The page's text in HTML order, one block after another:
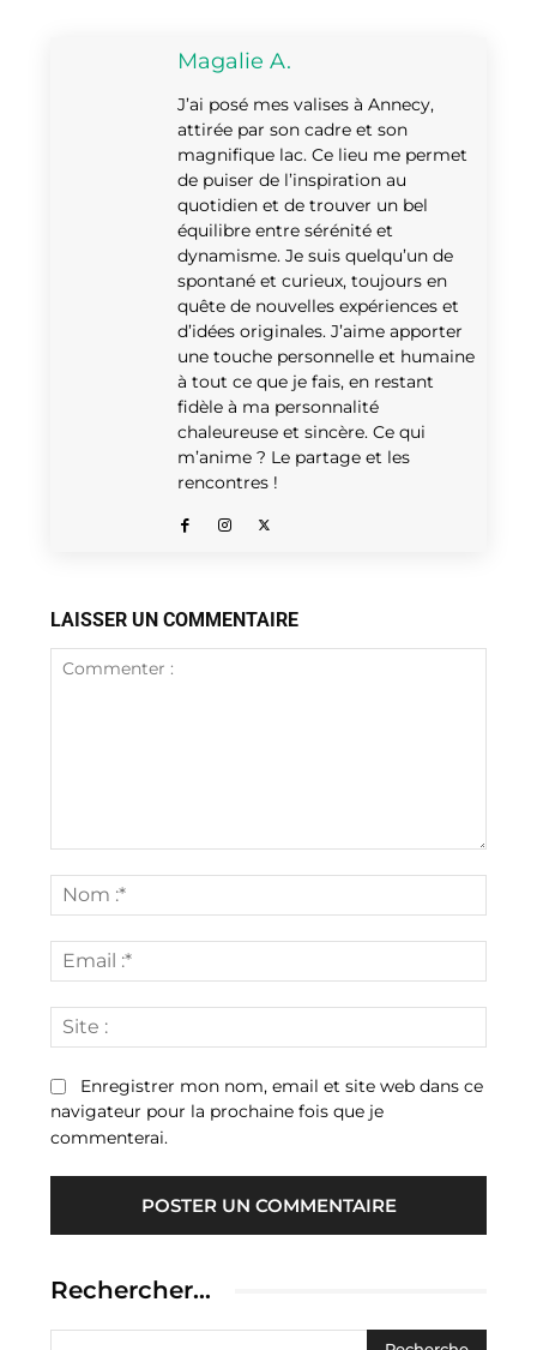
Magalie A.
J’ai posé mes valises à Annecy,
attirée par son cadre et son
magnifique lac. Ce lieu me permet
de puiser de l’inspiration au
quotidien et de trouver un bel
équilibre entre sérénité et
dynamisme. Je suis quelqu’un de
spontané et curieux, toujours en
quête de nouvelles expériences et
d’idées originales. J’aime apporter
une touche personnelle et humaine
à tout ce que je fais, en restant
fidèle à ma personnalité
chaleureuse et sincère. Ce qui
m’anime ? Le partage et les
rencontres !
LAISSER UN COMMENTAIRE
:*
:*
:
Enregistrer mon nom, email et site web dans ce
navigateur pour la prochaine fois que je
commenterai.
Rechercher…